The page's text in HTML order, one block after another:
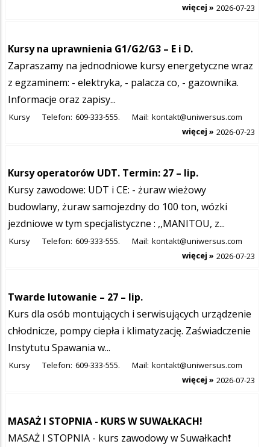
2026-07-23
więcej »
Kursy na uprawnienia G1/G2/G3 – E i D.
Zapraszamy na jednodniowe kursy energetyczne wraz
z egzaminem: - elektryka, - palacza co, - gazownika.
Informacje oraz zapisy...
Kursy Telefon: 609-333-555. Mail: kontakt@uniwersus.com
2026-07-23
więcej »
Kursy operatorów UDT. Termin: 27 – lip.
Kursy zawodowe: UDT i CE: - żuraw wieżowy
budowlany, żuraw samojezdny do 100 ton, wózki
jezdniowe w tym specjalistyczne : ,,MANITOU, z...
Kursy Telefon: 609-333-555. Mail: kontakt@uniwersus.com
2026-07-23
więcej »
Twarde lutowanie – 27 – lip.
Kurs dla osób montujących i serwisujących urządzenie
chłodnicze, pompy ciepła i klimatyzację. Zaświadczenie
Instytutu Spawania w...
Kursy Telefon: 609-333-555. Mail: kontakt@uniwersus.com
2026-07-23
więcej »
MASAŻ I STOPNIA - KURS W SUWAŁKACH!
MASAŻ I STOPNIA - kurs zawodowy w Suwałkach❗